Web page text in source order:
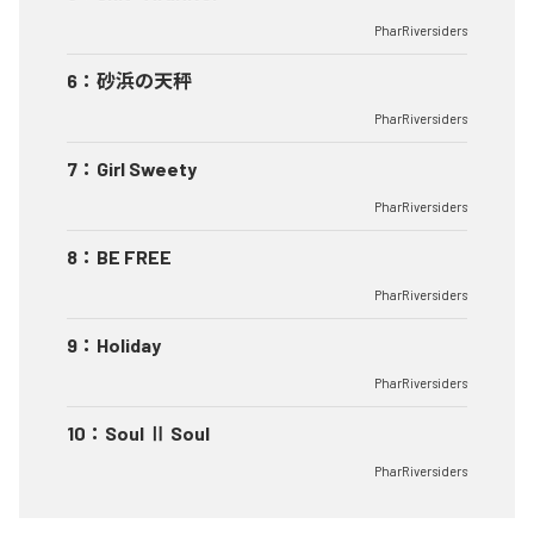
PharRiversiders
6 ： 砂浜の天秤
PharRiversiders
7 ： Girl Sweety
PharRiversiders
8 ： BE FREE
PharRiversiders
9 ： Holiday
PharRiversiders
10 ： Soul Ⅱ Soul
PharRiversiders